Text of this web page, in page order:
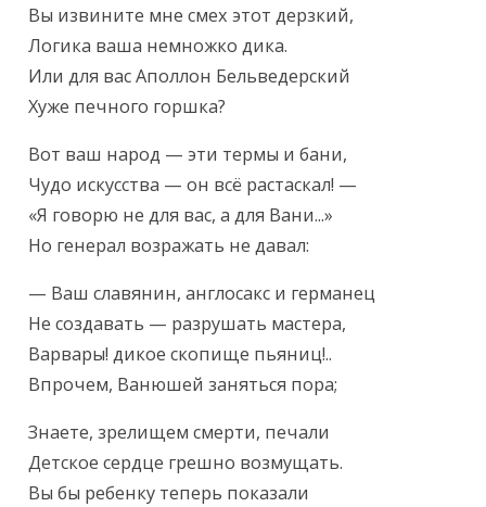
Вы извините мне смех этот дерзкий,
Логика ваша немножко дика.
Или для вас Аполлон Бельведерский
Хуже печного горшка?
Вот ваш народ — эти термы и бани,
Чудо искусства — он всё растаскал! —
«Я говорю не для вас, а для Вани...»
Но генерал возражать не давал:
— Ваш славянин, англосакс и германец
Не создавать — разрушать мастера,
Варвары! дикое скопище пьяниц!..
Впрочем, Ванюшей заняться пора;
Знаете, зрелищем смерти, печали
Детское сердце грешно возмущать.
Вы бы ребенку теперь показали